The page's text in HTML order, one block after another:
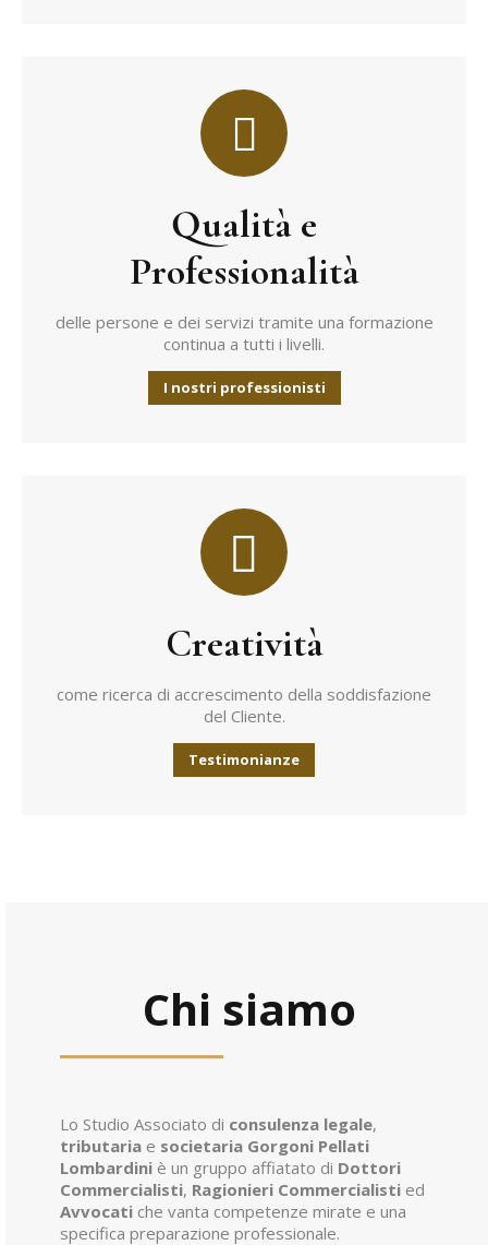
Qualità e
Professionalità
delle persone e dei servizi tramite una formazione
continua a tutti i livelli.
I nostri professionisti
Creatività
come ricerca di accrescimento della soddisfazione
del Cliente.
Testimonianze
Chi siamo
Lo Studio Associato di consulenza legale,
tributaria e societaria Gorgoni Pellati
Lombardini è un gruppo affiatato di Dottori
Commercialisti, Ragionieri Commercialisti ed
Avvocati che vanta competenze mirate e una
specifica preparazione professionale.